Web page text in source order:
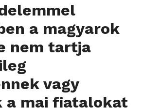
a magyarok
nem tartja
vagy
a mai fiatalokat